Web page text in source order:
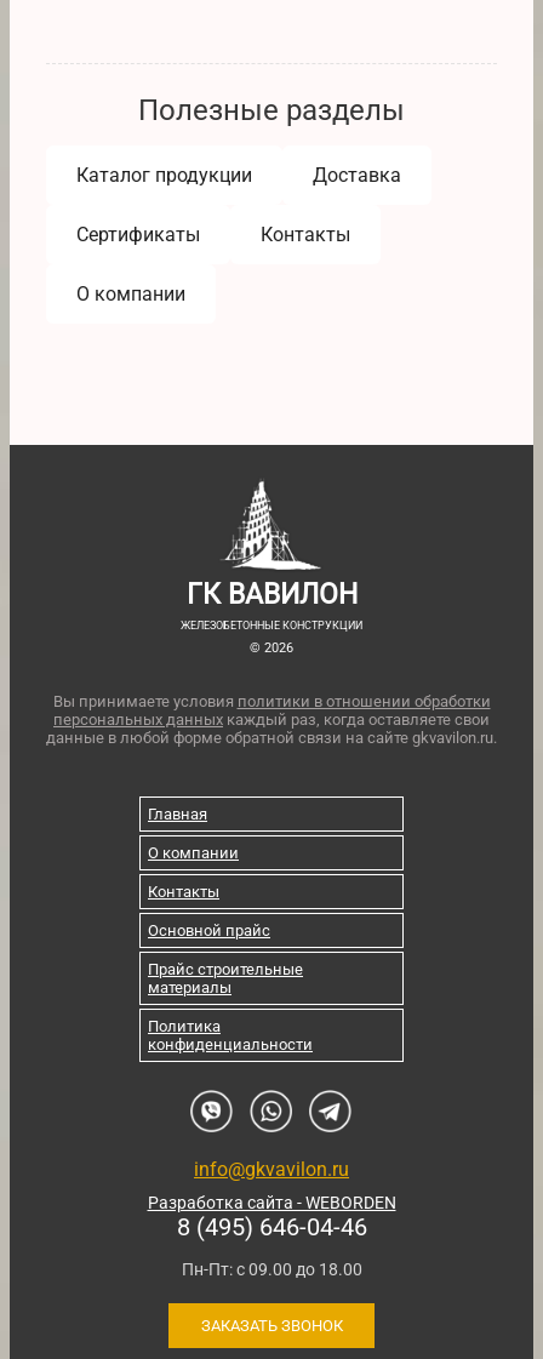
Полезные разделы
Каталог продукции Доставка
Сертификаты Контакты
О компании
ГК ВАВИЛОН
ЖЕЛЕЗОБЕТОННЫЕ КОНСТРУКЦИИ
© 2026
Вы принимаете условия политики в отношении обработки
персональных данных каждый раз, когда оставляете свои
данные в любой форме обратной связи на сайте gkvavilon.ru.
Главная
О компании
Контакты
Основной прайс
Прайс строительные
материалы
Политика
конфиденциальности
info@gkvavilon.ru
Разработка сайта - WEBORDEN
8 (495) 646-04-46
Пн-Пт: с 09.00 до 18.00
ЗАКАЗАТЬ ЗВОНОК